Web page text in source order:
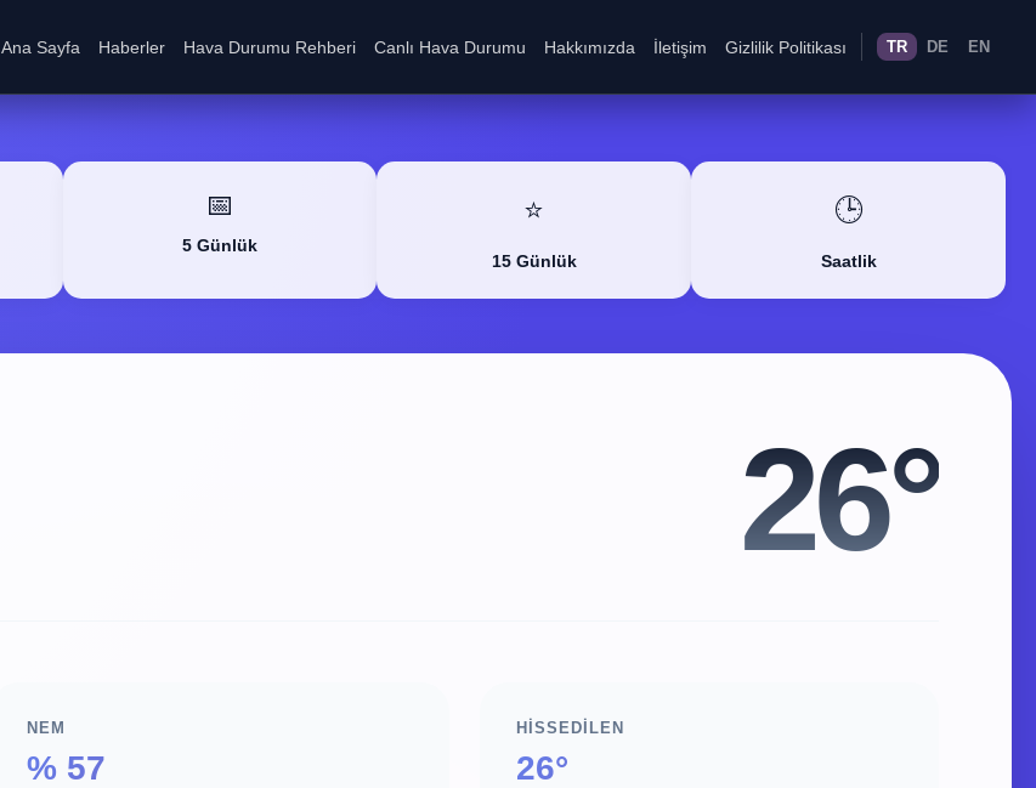
Ana Sayfa Haberler Hava Durumu Rehberi Canlı Hava Durumu Hakkımızda İletişim Gizlilik Politikası TR DE EN
📅
5 Günlük
⭐
15 Günlük
🕒
Saatlik
26°
NEM
% 57
HISSEDILEN
26°